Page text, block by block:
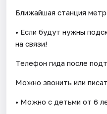
Ближайшая станция
• Если будут нужны
на связи!
Телефон гида после
Можно звонить или
• Можно с детьми от 6